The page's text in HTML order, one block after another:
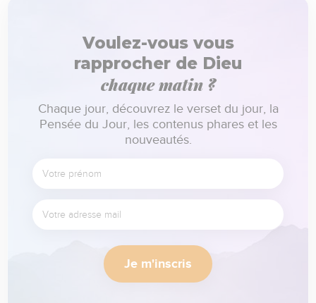
Voulez-vous vous
rapprocher de Dieu
chaque matin ?
Chaque jour, découvrez le verset du jour, la
Pensée du Jour, les contenus phares et les
nouveautés.
Je m'inscris